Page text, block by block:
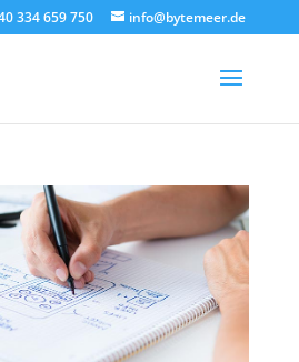
334 659 750 info@bytemeer.de